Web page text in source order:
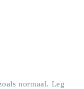
normaal. Leg